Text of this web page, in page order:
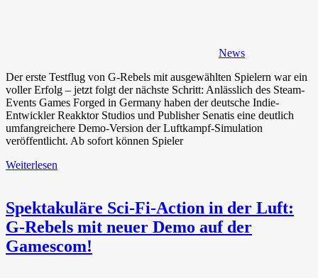
News
Der erste Testflug von G-Rebels mit ausgewählten Spielern war ein
voller Erfolg – jetzt folgt der nächste Schritt: Anlässlich des Steam-
Events Games Forged in Germany haben der deutsche Indie-
Entwickler Reakktor Studios und Publisher Senatis eine deutlich
umfangreichere Demo-Version der Luftkampf-Simulation
veröffentlicht. Ab sofort können Spieler
Weiterlesen
Spektakuläre Sci-Fi-Action in der Luft:
G-Rebels mit neuer Demo auf der
Gamescom!